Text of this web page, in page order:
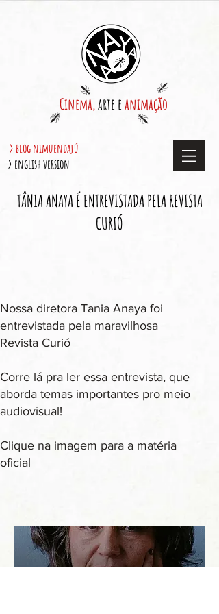
Cinema,arte eanimação
> english version
> blog nimuendajú
TÂNIA ANAYA É ENTREVISTADA PELA REVISTA
CURIÓ
Nossa diretora Tania Anaya foi
entrevistada pela maravilhosa
Revista Curió
Corre lá pra ler essa entrevista, que
aborda temas importantes pro meio
audiovisual!
Clique na imagem para a matéria
oficial​